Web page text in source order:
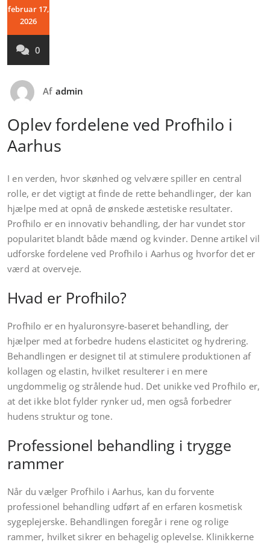
februar 17,
2026
0
Af admin
Oplev fordelene ved Profhilo i
Aarhus
I en verden, hvor skønhed og velvære spiller en central
rolle, er det vigtigt at finde de rette behandlinger, der kan
hjælpe med at opnå de ønskede æstetiske resultater.
Profhilo er en innovativ behandling, der har vundet stor
popularitet blandt både mænd og kvinder. Denne artikel vil
udforske fordelene ved Profhilo i Aarhus og hvorfor det er
værd at overveje.
Hvad er Profhilo?
Profhilo er en hyaluronsyre-baseret behandling, der
hjælper med at forbedre hudens elasticitet og hydrering.
Behandlingen er designet til at stimulere produktionen af
kollagen og elastin, hvilket resulterer i en mere
ungdommelig og strålende hud. Det unikke ved Profhilo er,
at det ikke blot fylder rynker ud, men også forbedrer
hudens struktur og tone.
Professionel behandling i trygge
rammer
Når du vælger Profhilo i Aarhus, kan du forvente
professionel behandling udført af en erfaren kosmetisk
sygeplejerske. Behandlingen foregår i rene og rolige
rammer, hvilket sikrer en behagelig oplevelse. Klinikkerne